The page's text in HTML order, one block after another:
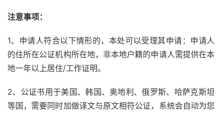
注意事项：
1、申请人符合以下情形的，本处可以受理其申请：申请人
的住所在公证机构所在地，非本地户籍的申请人需提供在本
地一年以上居住/工作证明。
2、公证书用于美国、韩国、奥地利、俄罗斯、哈萨克斯坦
等国，需要同时加做译文与原文相符公证，系统会自动为您